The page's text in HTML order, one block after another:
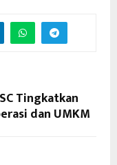
Tingkatkan
dan UMKM